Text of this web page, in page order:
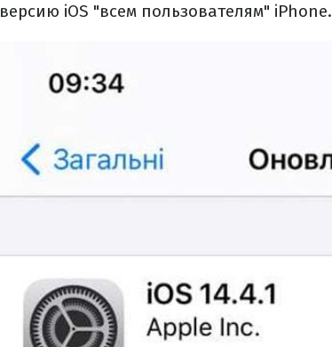
версию iOS "всем пользователям" iPhone.